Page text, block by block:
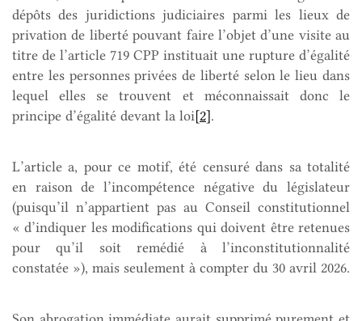
dépôts des juridictions judiciaires parmi les lieux de
privation de liberté pouvant faire l’objet d’une visite au
titre de l’article 719 CPP instituait une rupture d’égalité
entre les personnes privées de liberté selon le lieu dans
lequel elles se trouvent et méconnaissait donc le
principe d’égalité devant la loi[2].
L’article a, pour ce motif, été censuré dans sa totalité
en raison de l’incompétence négative du législateur
(puisqu’il n’appartient pas au Conseil constitutionnel
« d’indiquer les modifications qui doivent être retenues
pour qu’il soit remédié à l’inconstitutionnalité
constatée »), mais seulement à compter du 30 avril 2026.